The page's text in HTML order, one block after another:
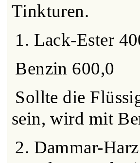
Tinkturen.
1. Lack-Ester
Benzin 600,0
Sollte die
sein, wird mit
2. Dammar-